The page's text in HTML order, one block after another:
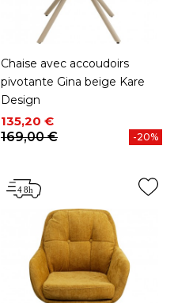
Chaise avec accoudoirs
pivotante Gina beige Kare
Design
Prix
135,20 €
Prix de base
169,00 €
-20%